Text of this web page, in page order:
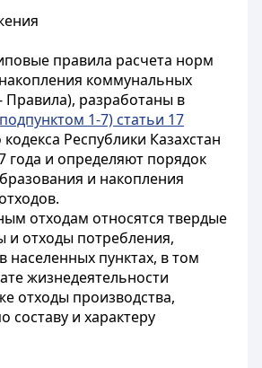
правила расчета норм
коммунальных
Правила), разработаны в
подпунктом 1-7) статьи 17
Республики Казахстан
года и определяют порядок
и накопления
отходам относятся твердые
и отходы потребления,
пунктах, в том
жизнедеятельности
отходы производства,
составу и характеру